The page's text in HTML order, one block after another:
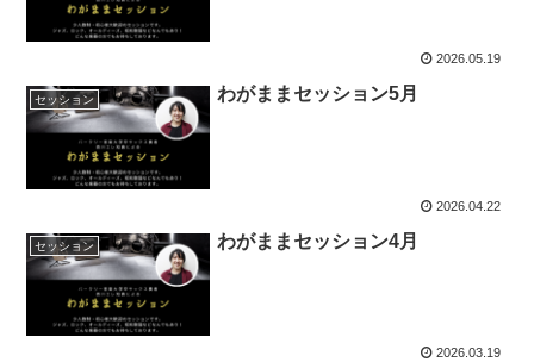
2026.05.19
セッション わがままセッション5月
2026.04.22
セッション わがままセッション4月
2026.03.19